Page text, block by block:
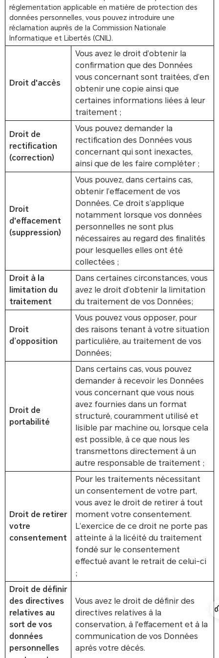
réglementation applicable en matière de protection des
données personnelles, vous pouvez introduire une
réclamation auprès de la Commission Nationale
Informatique et Libertés (CNIL).
Droit d'accès
Vous avez le droit d’obtenir la
confirmation que des Données
vous concernant sont traitées, d’en
obtenir une copie ainsi que
certaines informations liées à leur
traitement ;
Droit de
rectification
(correction)
Vous pouvez demander la
rectification des Données vous
concernant qui sont inexactes,
ainsi que de les faire compléter ;
Droit
d'effacement
(suppression)
Vous pouvez, dans certains cas,
obtenir l’effacement de vos
Données. Ce droit s’applique
notamment lorsque vos données
personnelles ne sont plus
nécessaires au regard des finalités
pour lesquelles elles ont été
collectées ;
Droit à la
limitation du
traitement
Dans certaines circonstances, vous
avez le droit d’obtenir la limitation
du traitement de vos Données;
Droit
d’opposition
Vous pouvez vous opposer, pour
des raisons tenant à votre situation
particulière, au traitement de vos
Données;
Droit de
portabilité
Dans certains cas, vous pouvez
demander à recevoir les Données
vous concernant que vous nous
avez fournies dans un format
structuré, couramment utilisé et
lisible par machine ou, lorsque cela
est possible, à ce que nous les
transmettons directement à un
autre responsable de traitement ;
Droit de retirer
votre
consentement
Pour les traitements nécessitant
un consentement de votre part,
vous avez le droit de retirer à tout
moment votre consentement.
L’exercice de ce droit ne porte pas
atteinte à la licéité du traitement
fondé sur le consentement
effectué avant le retrait de celui-ci
;
Droit de définir
des directives
relatives au
sort de vos
données
personnelles
Vous avez le droit de définir des
directives relatives à la
conservation, à l'effacement et à la
communication de vos Données
après votre décès.